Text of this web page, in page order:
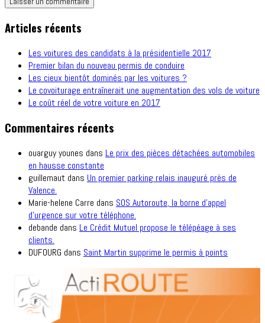
Articles récents
Les voitures des candidats à la présidentielle 2017
Premier bilan du nouveau permis de conduire
Les cieux bientôt dominés par les voitures ?
Le covoiturage entraînerait une augmentation des vols de voiture
Le coût réel de votre voiture en 2017
Commentaires récents
ouarguy younes dans Le prix des pièces détachées automobiles
en hausse constante
guillemaut dans Un premier parking relais inauguré près de
Valence.
Marie-helene Carre dans SOS Autoroute, la borne d’appel
d’urgence sur votre téléphone.
debande dans Le Crédit Mutuel propose le télépéage à ses
clients.
DUFOURG dans Saint Martin supprime le permis à points